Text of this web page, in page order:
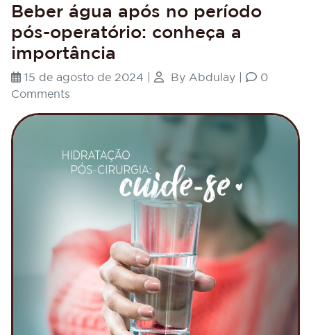
Beber água após no período
pós-operatório: conheça a
importância
15 de agosto de 2024 | By Abdulay |
0
Comments